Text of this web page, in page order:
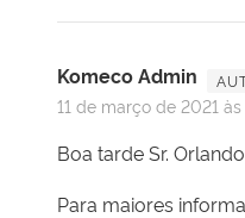
Komeco Admin
11 de março de 2021 às
Boa tarde Sr. Orlando
Para maiores